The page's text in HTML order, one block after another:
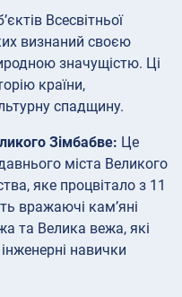
Всесвітньої
визнаний своєю
значущістю. Ці
країни,
спадщину.
Зімбабве: Це
міста Великого
яке процвітало з 11
вражаючі кам’яні
та Велика вежа, які
навички